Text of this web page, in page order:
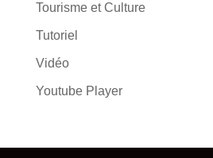
Tourisme et Culture
Tutoriel
Vidéo
Youtube Player